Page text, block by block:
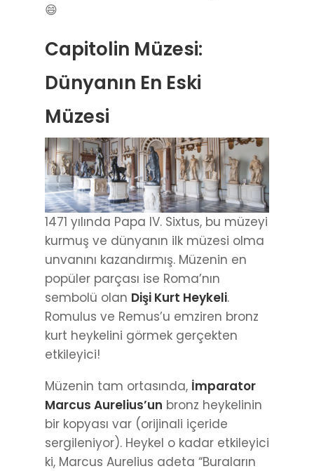
😄
Capitolin Müzesi:
Dünyanın En Eski
Müzesi
1471 yılında Papa IV. Sixtus, bu müzeyi
kurmuş ve dünyanın ilk müzesi olma
unvanını kazandırmış. Müzenin en
popüler parçası ise Roma’nın
sembolü olan Dişi Kurt Heykeli.
Romulus ve Remus’u emziren bronz
kurt heykelini görmek gerçekten
etkileyici!
Müzenin tam ortasında, İmparator
Marcus Aurelius’un bronz heykelinin
bir kopyası var (orijinali içeride
sergileniyor). Heykel o kadar etkileyici
ki, Marcus Aurelius adeta “Buraların